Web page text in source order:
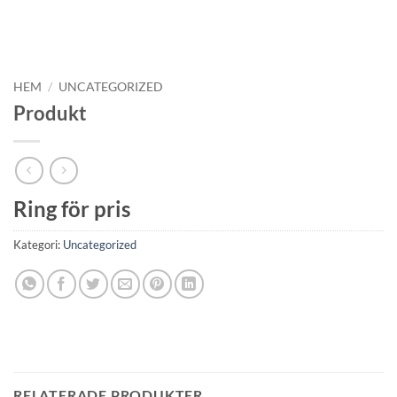
HEM / UNCATEGORIZED
Produkt
Ring för pris
Kategori: Uncategorized